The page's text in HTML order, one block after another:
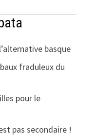
basque
fraduleux du
pour le
pas secondaire !